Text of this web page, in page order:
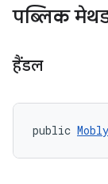
पब्लिक
हैंडल
public